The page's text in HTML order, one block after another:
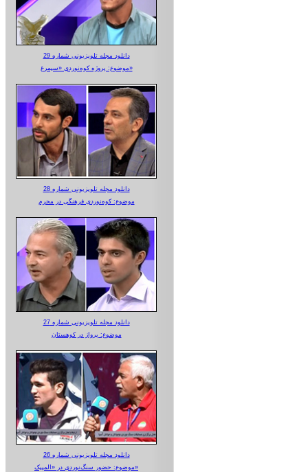
دانلود مجله تلویزیونی شماره 29
موضوع: پروژه کوه‌نوردی «سیمرغ»
دانلود مجله تلویزیونی شماره 28
موضوع: کوه‌نوردی فرهنگی در محرم
دانلود مجله تلویزیونی شماره 27
موضوع: پرواز در کوهستان
دانلود مجله تلویزیونی شماره 26
موضوع: حضور سنگ‌نوردی در «المپیک»